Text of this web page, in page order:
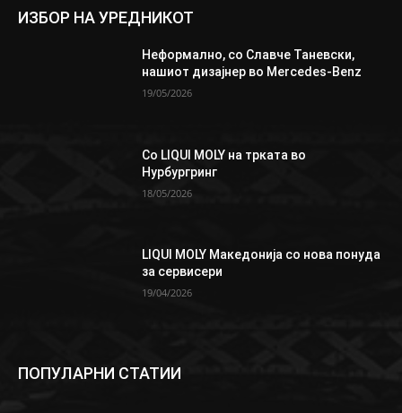
ИЗБОР НА УРЕДНИКОТ
Неформално, со Славче Таневски,
нашиот дизајнер во Mercedes-Benz
19/05/2026
Со LIQUI MOLY на трката во
Нурбургринг
18/05/2026
LIQUI MOLY Македонија со нова понуда
за сервисери
19/04/2026
ПОПУЛАРНИ СТАТИИ